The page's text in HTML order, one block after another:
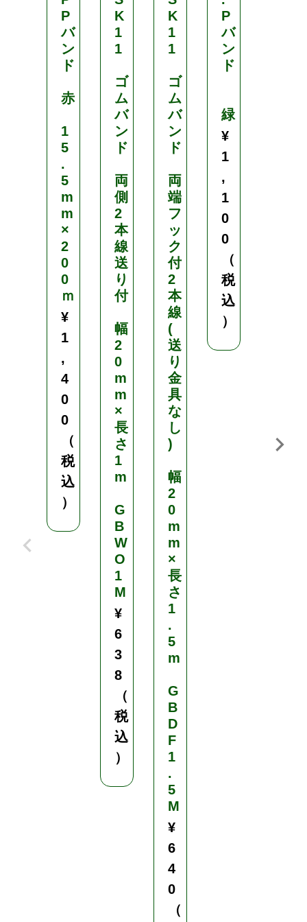
P
バ
ン
ド
赤
1
5
.
5
m
m
×
2
0
0
ｍ
¥
1
,
4
0
0
（
税
込
）
K
1
1
ゴ
ム
バ
ン
ド
両
側
2
本
線
送
り
付
幅
2
0
m
m
×
長
さ
1
m
G
B
W
O
1
M
¥
6
3
8
（
税
込
）
K
1
1
ゴ
ム
バ
ン
ド
両
端
フ
ッ
ク
付
2
本
線
(
送
り
金
具
な
し
)
幅
2
0
m
m
×
長
さ
1
.
5
m
G
B
D
F
1
.
5
M
¥
6
4
0
（
P
バ
ン
ド
緑
¥
1
,
1
0
0
（
税
込
）
（